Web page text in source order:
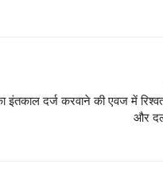
इंतकाल दर्ज करवाने की एवज में
और